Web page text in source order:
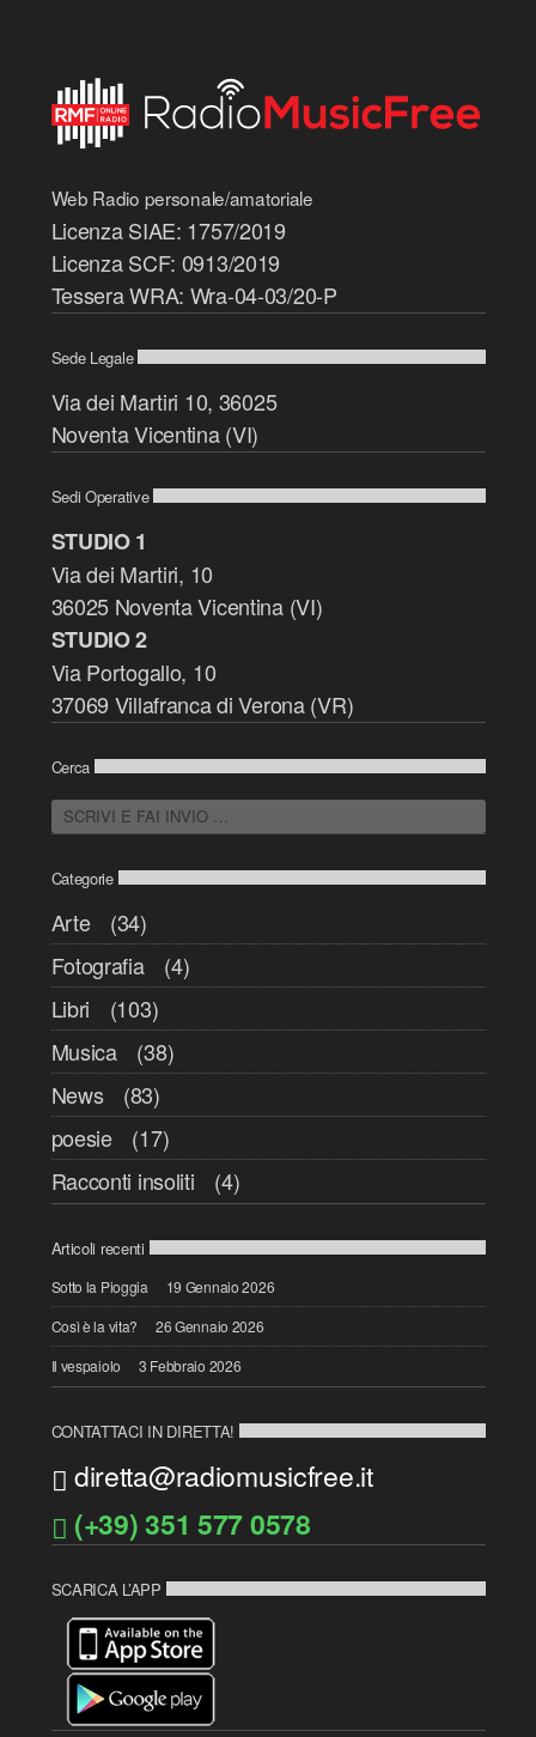
Web Radio personale/amatoriale
Licenza SIAE: 1757/2019
Licenza SCF: 0913/2019
Tessera WRA: Wra-04-03/20-P
Sede Legale
Via dei Martiri 10, 36025
Noventa Vicentina (VI)
Sedi Operative
STUDIO 1
Via dei Martiri, 10
36025 Noventa Vicentina (VI)
STUDIO 2
Via Portogallo, 10
37069 Villafranca di Verona (VR)
Cerca
Categorie
Arte
(34)
Fotografia
(4)
Libri
(103)
Musica
(38)
News
(83)
poesie
(17)
Racconti insoliti
(4)
Articoli recenti
Sotto la Pioggia
19 Gennaio 2026
Così è la vita?
26 Gennaio 2026
Il vespaiolo
3 Febbraio 2026
CONTATTACI IN DIRETTA!
diretta@radiomusicfree.it
(+39) 351 577 0578
SCARICA L’APP